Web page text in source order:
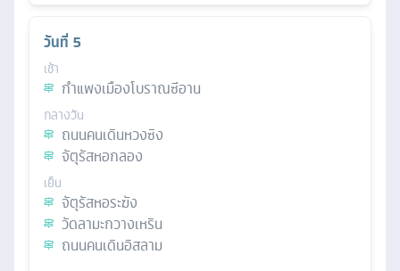
วันที่ 5
เช้า
กำแพงเมืองโบราณซีอาน
กลางวัน
ถนนคนเดินหวงซิง
จัตุรัสหอกลอง
เย็น
จัตุรัสหอระฆัง
วัดลามะกวางเหริน
ถนนคนเดินอิสลาม